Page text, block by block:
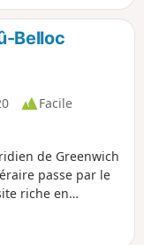
Belloc
Facile
de Greenwich
passe par le
riche en